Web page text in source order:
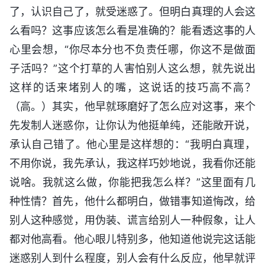
了，认识自己了，就受迷惑了。但明白真理的人会这
么看吗？这事应该怎么看是准确的？能看透这事的人
心里会想，“你尽本分也不负责任哪，你这不是做面
子活吗？”这个打草的人害怕别人这么想，就先说出
这样的话来堵别人的嘴，这说话的技巧高不高？
（高。）其实，他早就琢磨好了怎么应对这事，来个
先发制人迷惑你，让你认为他挺单纯，还能敞开说，
承认自己错了。他心里是这样想的：“我明白真理，
不用你说，我先承认，我这样巧妙地说，我看你还能
说啥。我就这么做，你能把我怎么样？”这里面有几
种性情？首先，他什么都明白，做错事知道悔改，给
别人这种感觉，用伪装、谎言给别人一种假象，让人
都对他高看。他心眼儿特别多，他知道他说完这话能
迷惑别人到什么程度，别人会有什么反应，他早就评